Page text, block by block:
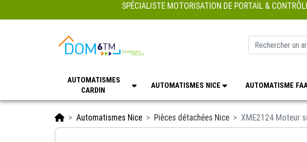
SPÉCIALISTE MOTORISATION DE PORTAIL &
AUTOMATISMES
CARDIN
AUTOMATISMES NICE AUTOMATISME
AccueilAutomatismes Nice Pièces détachées Nice XME2124 Moteur